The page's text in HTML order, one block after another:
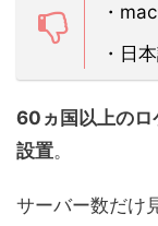
・
・日
60ヵ国以上のロ
設置。
サーバー数だけ